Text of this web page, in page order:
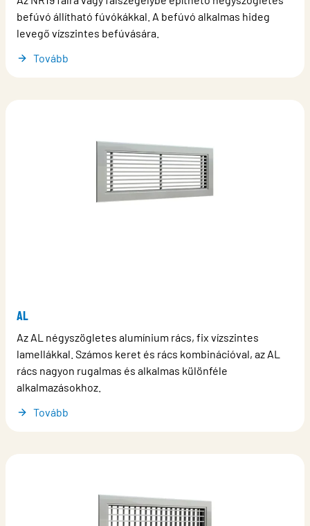
befúvó állítható fúvókákkal. A befúvó alkalmas hideg
levegő vízszintes befúvására.
Tovább
AL
Az AL négyszögletes alumínium rács, fix vízszintes
lamellákkal. Számos keret és rács kombinációval, az AL
rács nagyon rugalmas és alkalmas különféle
alkalmazásokhoz.
Tovább